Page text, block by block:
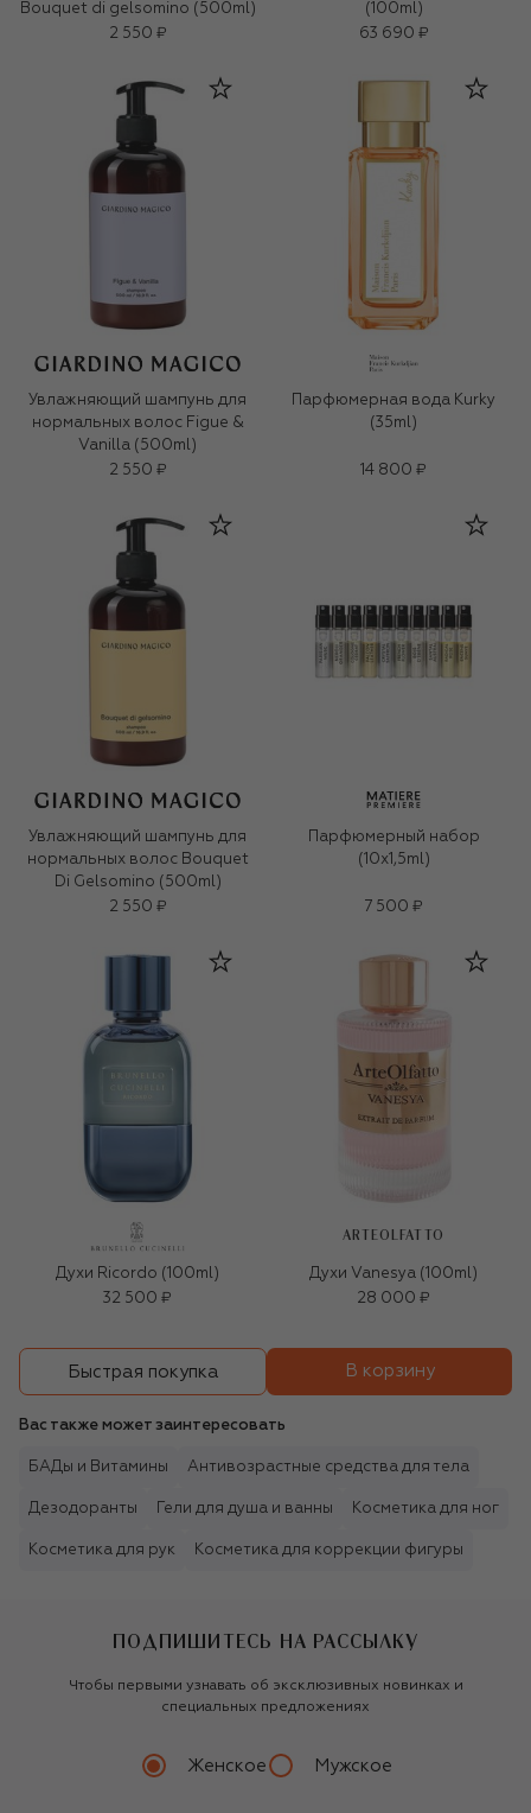
Bouquet di gelsomino (500ml)
2 550 ₽
(100ml)
63 690 ₽
Увлажняющий шампунь для
нормальных волос Figue &
Vanilla (500ml)
2 550 ₽
Парфюмерная вода Kurky
(35ml)
14 800 ₽
Увлажняющий шампунь для
нормальных волос Bouquet
Di Gelsomino (500ml)
2 550 ₽
Парфюмерный набор
(10x1,5ml)
7 500 ₽
Духи Ricordo (100ml)
32 500 ₽
ARTEOLFATTO
Духи Vanesya (100ml)
28 000 ₽
Быстрая покупка В корзину
Вас также может заинтересовать
БАДы и Витамины Антивозрастные средства для тела
Дезодоранты Гели для душа и ванны Косметика для ног
Косметика для рук Косметика для коррекции фигуры
ПОДПИШИТЕСЬ НА РАССЫЛКУ
Чтобы первыми узнавать об эксклюзивных новинках и
специальных предложениях
Женское Мужское